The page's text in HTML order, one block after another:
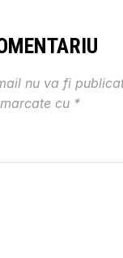
nu va fi
cu *